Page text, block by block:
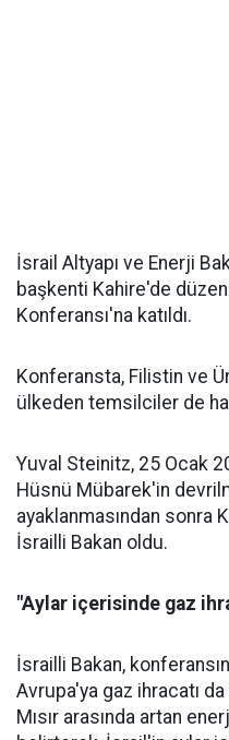
İsrail Altyapı ve Enerji
başkenti Kahire'de
Konferansı'na katıldı.
Konferansta, Filistin ve
ülkeden temsilciler de
Yuval Steinitz, 25 Ocak
Hüsnü Mübarek'in
ayaklanmasından sonra
İsrailli Bakan oldu.
"Aylar içerisinde gaz
İsrailli Bakan,
Avrupa'ya gaz ihracatı
Mısır arasında artan